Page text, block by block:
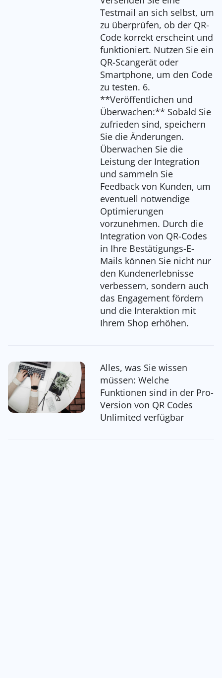
Testmail an sich selbst, um
zu überprüfen, ob der QR-
Code korrekt erscheint und
funktioniert. Nutzen Sie ein
QR-Scangerät oder
Smartphone, um den Code
zu testen. 6.
**Veröffentlichen und
Überwachen:** Sobald Sie
zufrieden sind, speichern
Sie die Änderungen.
Überwachen Sie die
Leistung der Integration
und sammeln Sie
Feedback von Kunden, um
eventuell notwendige
Optimierungen
vorzunehmen. Durch die
Integration von QR-Codes
in Ihre Bestätigungs-E-
Mails können Sie nicht nur
den Kundenerlebnisse
verbessern, sondern auch
das Engagement fördern
und die Interaktion mit
Ihrem Shop erhöhen.
Alles, was Sie wissen
müssen: Welche
Funktionen sind in der Pro-
Version von QR Codes
Unlimited verfügbar